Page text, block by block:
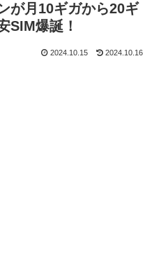
が月10ギガから20ギ
SIM爆誕！
2024.10.15 2024.10.16